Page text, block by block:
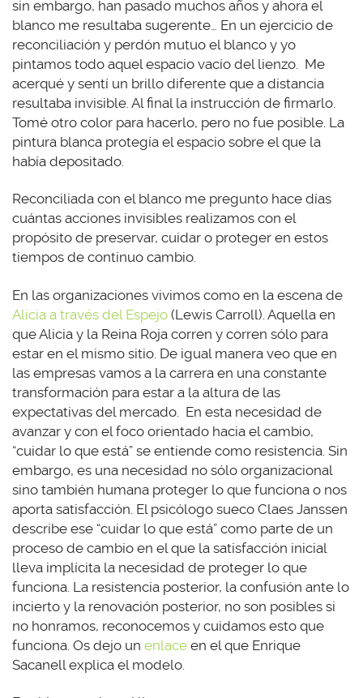
sin embargo, han pasado muchos años y ahora el
blanco me resultaba sugerente… En un ejercicio de
reconciliación y perdón mutuo el blanco y yo
pintamos todo aquel espacio vacío del lienzo. Me
acerqué y sentí un brillo diferente que a distancia
resultaba invisible. Al final la instrucción de firmarlo.
Tomé otro color para hacerlo, pero no fue posible. La
pintura blanca protegía el espacio sobre el que la
había depositado.
Reconciliada con el blanco me pregunto hace días
cuántas acciones invisibles realizamos con el
propósito de preservar, cuidar o proteger en estos
tiempos de continuo cambio.
En las organizaciones vivimos como en la escena de
Alicia a través del Espejo (Lewis Carroll). Aquella en
que Alicia y la Reina Roja corren y corren sólo para
estar en el mismo sitio. De igual manera veo que en
las empresas vamos a la carrera en una constante
transformación para estar a la altura de las
expectativas del mercado. En esta necesidad de
avanzar y con el foco orientado hacia el cambio,
“cuidar lo que está” se entiende como resistencia. Sin
embargo, es una necesidad no sólo organizacional
sino también humana proteger lo que funciona o nos
aporta satisfacción. El psicólogo sueco Claes Janssen
describe ese “cuidar lo que está” como parte de un
proceso de cambio en el que la satisfacción inicial
lleva implícita la necesidad de proteger lo que
funciona. La resistencia posterior, la confusión ante lo
incierto y la renovación posterior, no son posibles si
no honramos, reconocemos y cuidamos esto que
funciona. Os dejo un enlace en el que Enrique
Sacanell explica el modelo.